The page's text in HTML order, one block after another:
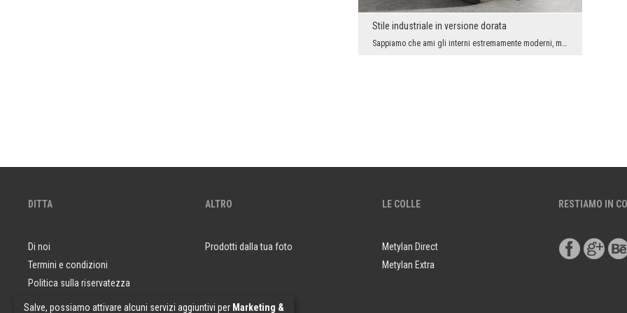
Stile industriale in versione dorata
Sappiamo che ami gli interni estremamente moderni, minimalisti, ricchi di linee semplici. Geometr...
DITTA
Di noi
Termini e condizioni
Politica sulla riservatezza
Domande e risposte
ALTRO
Prodotti dalla tua foto
LE COLLE
Metylan Direct
Metylan Extra
RESTIAMO IN
Salve, possiamo attivare alcuni servizi aggiuntivi per Marketing &